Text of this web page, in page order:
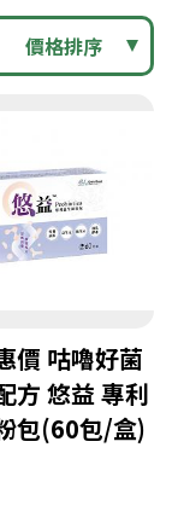
價格排序
價 咕嚕好菌
方 悠益 專利
包(60包/盒)